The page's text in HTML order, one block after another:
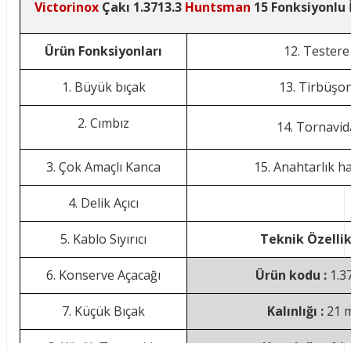
Victorinox Çakı 1.3713.3 Huntsman 15 Fonksiyonlu
Ürün Fonksiyonları 12. Testere
1. Büyük bıçak 13.
2. Cımbız 14.
3. Çok Amaçlı Kanca 15. Anahtarlık
4. Delik Açıcı
5. Kablo Sıyırıcı Teknik
6. Konserve Açacağı Ürün kodu :
7. Küçük Bıçak Kalınlığı :21
8. Küçük Tornavida Uzunluğu :91